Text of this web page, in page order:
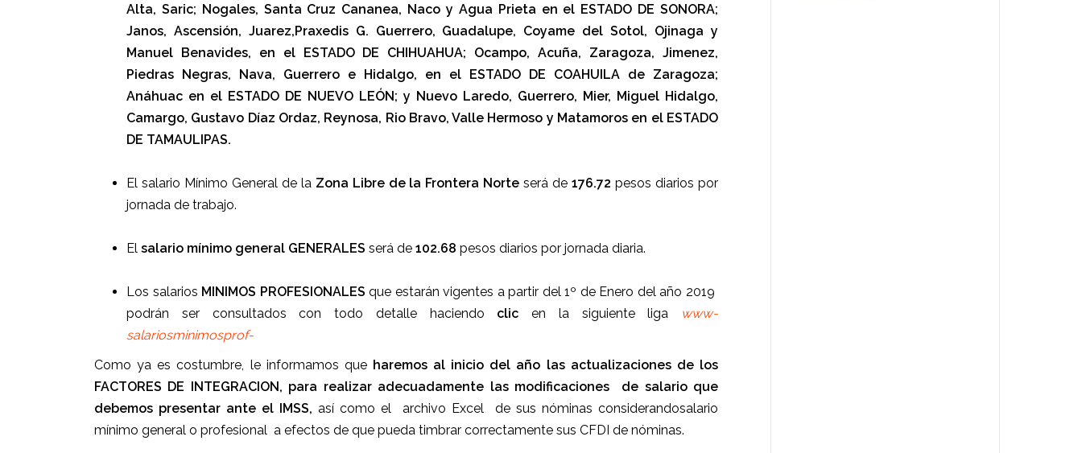
Alta, Saric; Nogales, Santa Cruz Cananea, Naco y Agua Prieta en el ESTADO DE SONORA;
Janos, Ascensión, Juarez,Praxedis G. Guerrero, Guadalupe, Coyame del Sotol, Ojinaga y
Manuel Benavides, en el ESTADO DE CHIHUAHUA; Ocampo, Acuña, Zaragoza, Jimenez,
Piedras Negras, Nava, Guerrero e Hidalgo, en el ESTADO DE COAHUILA de Zaragoza;
Anáhuac en el ESTADO DE NUEVO LEÓN; y Nuevo Laredo, Guerrero, Mier, Miguel Hidalgo,
Camargo, Gustavo Díaz Ordaz, Reynosa, Rio Bravo, Valle Hermoso y Matamoros en el ESTADO
DE TAMAULIPAS.
El salario Mínimo General de la Zona Libre de la Frontera Norteserá de176.72 pesos diarios por
jornada de trabajo.
El salario mínimo general GENERALES será de 102.68 pesos diarios por jornada diaria.
Los salarios MINIMOS PROFESIONALES que estarán vigentes a partir del 1º de Enero del año 2019
podrán ser consultados con todo detalle haciendo clic en la siguiente liga
www-
salariosminimosprof-
Como ya es costumbre, le informamos que haremos al inicio del año las actualizaciones de los
FACTORES DE INTEGRACION, para realizar adecuadamente las modificaciones de salario que
debemos presentar ante el IMSS, así como el archivo Excel de sus nóminas considerandosalario
mínimo general o profesional a efectos de que pueda timbrar correctamente sus CFDI de nóminas.